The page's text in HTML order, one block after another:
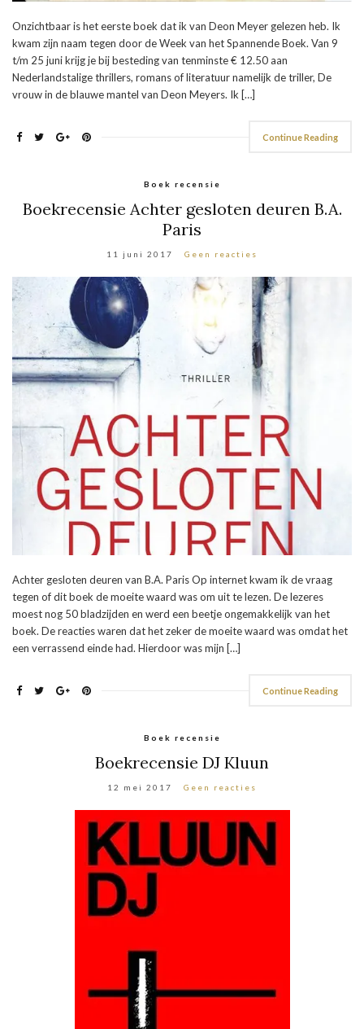
Onzichtbaar is het eerste boek dat ik van Deon Meyer gelezen heb. Ik
kwam zijn naam tegen door de Week van het Spannende Boek. Van 9
t/m 25 juni krijg je bij besteding van tenminste € 12.50 aan
Nederlandstalige thrillers, romans of literatuur namelijk de triller, De
vrouw in de blauwe mantel van Deon Meyers. Ik […]
Continue Reading
Boek recensie
Boekrecensie Achter gesloten deuren B.A.
Paris
11 juni 2017 Geen reacties
Achter gesloten deuren van B.A. Paris Op internet kwam ik de vraag
tegen of dit boek de moeite waard was om uit te lezen. De lezeres
moest nog 50 bladzijden en werd een beetje ongemakkelijk van het
boek. De reacties waren dat het zeker de moeite waard was omdat het
een verrassend einde had. Hierdoor was mijn […]
Continue Reading
Boek recensie
Boekrecensie DJ Kluun
12 mei 2017 Geen reacties